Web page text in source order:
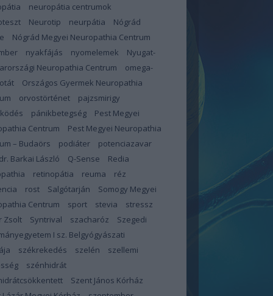
neuropátia centrumok
Neurotip neurpátia
Nógrád
Nógrád Megyei Neuropathia Centrum
nyakfájás nyomelemek
Nyugat-
Neuropathia Centrum
omega-
Országos Gyermek Neuropathia
orvostörténet
pajzsmirigy
pánikbetegség
Pest Megyei
Centrum
Pest Megyei Neuropathia
– Budaörs
podiáter
potenciazavar
Barkai László
Q-Sense
Redia
retinopátia reuma
réz
rost Salgótarján
Somogy Megyei
Centrum
sport stevia
stressz
Zsolt
Syntrival szacharóz
Szegedi
I sz. Belgyógyászati
székrekedés szelén
szellemi
szénhidrát
Szent János Kórház